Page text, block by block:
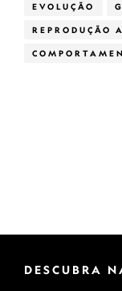
EVOLUÇÃO
REPRODUÇÃO
DESCUBRA